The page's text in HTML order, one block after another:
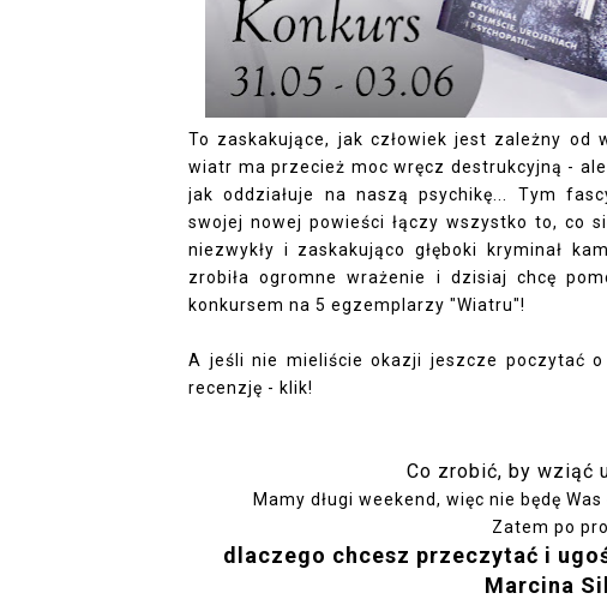
To zaskakujące, jak człowiek jest zależny od
wiatr ma przecież moc wręcz destrukcyjną -
jak oddziałuje na naszą psychikę... Tym
swojej nowej powieści łączy wszystko to, co
niezwykły i zaskakująco głęboki kryminał
zrobiła ogromne wrażenie i dzisiaj chcę
konkursem na 5 egzemplarzy "Wiatru"!
A jeśli nie mieliście okazji jeszcze poczytać
recenzję - klik!
Co zrobić, by wziąć
Mamy długi weekend, więc nie będę
Zatem po
dlaczego chcesz przeczytać i
Marcina